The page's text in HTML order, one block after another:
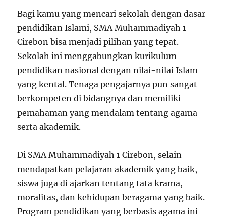
Bagi kamu yang mencari sekolah dengan dasar
pendidikan Islami, SMA Muhammadiyah 1
Cirebon bisa menjadi pilihan yang tepat.
Sekolah ini menggabungkan kurikulum
pendidikan nasional dengan nilai-nilai Islam
yang kental. Tenaga pengajarnya pun sangat
berkompeten di bidangnya dan memiliki
pemahaman yang mendalam tentang agama
serta akademik.
Di SMA Muhammadiyah 1 Cirebon, selain
mendapatkan pelajaran akademik yang baik,
siswa juga di ajarkan tentang tata krama,
moralitas, dan kehidupan beragama yang baik.
Program pendidikan yang berbasis agama ini